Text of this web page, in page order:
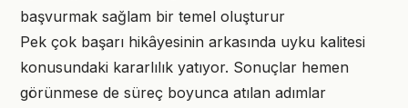
başvurmak sağlam bir temel oluşturur
Pek çok başarı hikâyesinin arkasında uyku kalitesi
konusundaki kararlılık yatıyor. Sonuçlar hemen
görünmese de süreç boyunca atılan adımlar